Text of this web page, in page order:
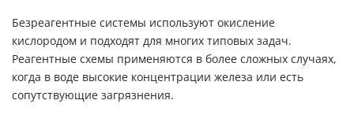
Безреагентные системы используют окисление
кислородом и подходят для многих типовых задач.
Реагентные схемы применяются в более сложных случаях,
когда в воде высокие концентрации железа или есть
сопутствующие загрязнения.